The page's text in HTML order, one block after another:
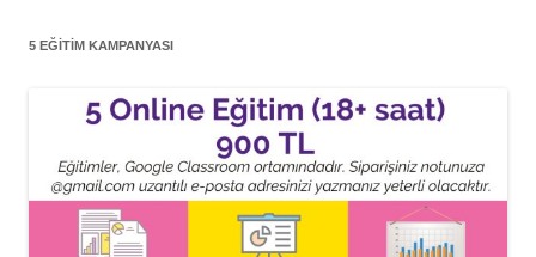
5 EĞITIM KAMPANYASI